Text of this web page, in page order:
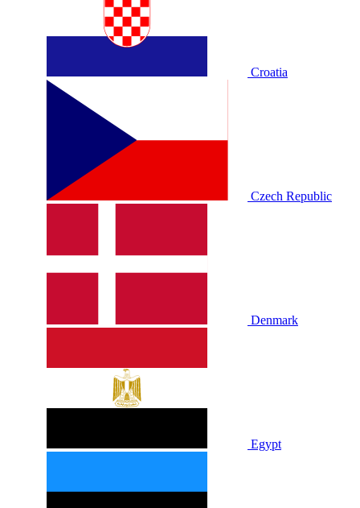
Croatia
Czech Republic
Denmark
Egypt